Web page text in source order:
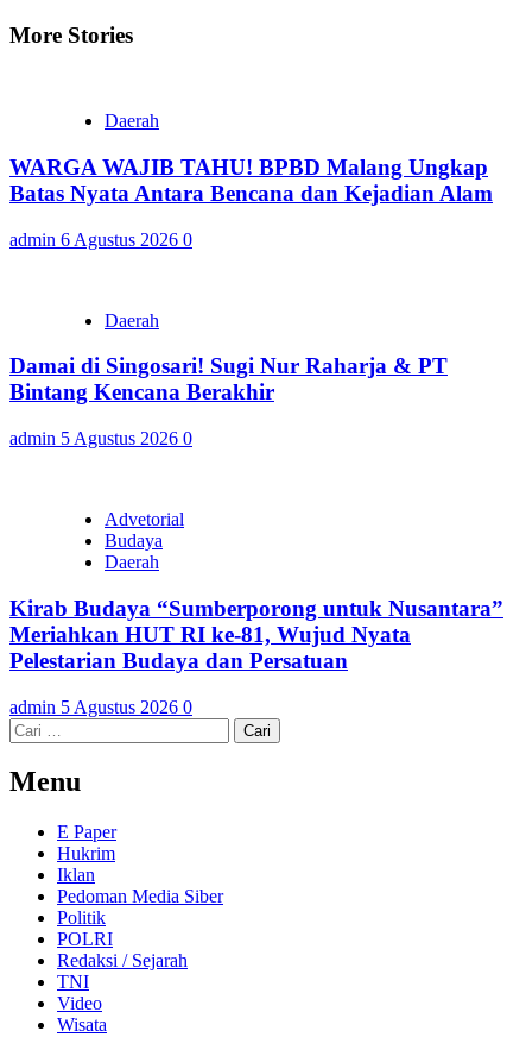
More Stories
Daerah
WARGA WAJIB TAHU! BPBD Malang Ungkap
Batas Nyata Antara Bencana dan Kejadian Alam
admin 6 Agustus 2026 0
Daerah
Damai di Singosari! Sugi Nur Raharja & PT
Bintang Kencana Berakhir
admin 5 Agustus 2026 0
Advetorial
Budaya
Daerah
Kirab Budaya “Sumberporong untuk Nusantara”
Meriahkan HUT RI ke-81, Wujud Nyata
Pelestarian Budaya dan Persatuan
admin 5 Agustus 2026 0
Cari
untuk:
Menu
E Paper
Hukrim
Iklan
Pedoman Media Siber
Politik
POLRI
Redaksi / Sejarah
TNI
Video
Wisata